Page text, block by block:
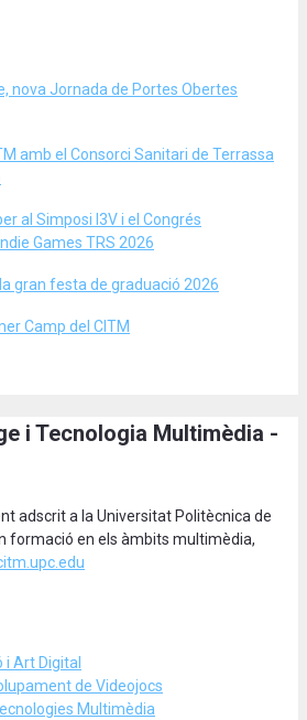
nova Jornada de Portes Obertes
amb el Consorci Sanitari de Terrassa
al Simposi I3V i el Congrés
Games TRS 2026
gran festa de graduació 2026
Camp del CITM
i Tecnologia Multimèdia -
adscrit a la Universitat Politècnica de
formació en els àmbits multimèdia,
i Art Digital
de Videojocs
Multimèdia